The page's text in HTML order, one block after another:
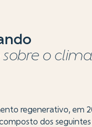
o clima
regenerativo, em
dos seguintes